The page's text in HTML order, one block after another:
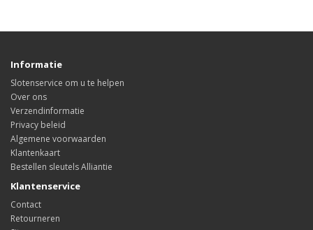
Informatie
Slotenservice om u te helpen
Over ons
Verzendinformatie
Privacy beleid
Algemene voorwaarden
Klantenkaart
Bestellen sleutels Alliantie
Klantenservice
Contact
Retourneren